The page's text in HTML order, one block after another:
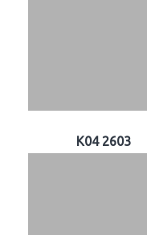
K04 2603